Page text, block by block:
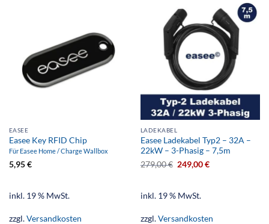
EASEE
Easee Key RFID Chip
Für Easee Home / Charge Wallbox
5,95€
inkl. 19 % MwSt.
zzgl.Versandkosten
LADEKABEL
Easee Ladekabel Typ2 – 32A –
22kW – 3-Phasig – 7,5m
279,00€ 249,00€
inkl. 19 % MwSt.
zzgl.Versandkosten